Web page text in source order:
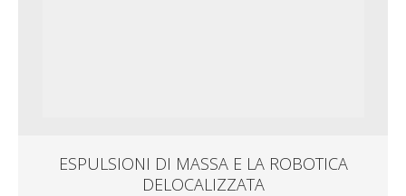
ESPULSIONI DI MASSA E LA ROBOTICA
DELOCALIZZATA